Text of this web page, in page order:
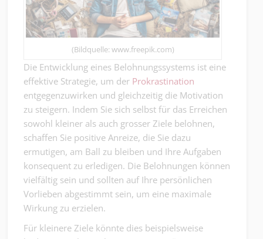
(Bildquelle: www.freepik.com)
Die Entwicklung eines Belohnungssystems ist eine
effektive Strategie, um der Prokrastination
entgegenzuwirken und gleichzeitig die Motivation
zu steigern. Indem Sie sich selbst für das Erreichen
sowohl kleiner als auch grosser Ziele belohnen,
schaffen Sie positive Anreize, die Sie dazu
ermutigen, am Ball zu bleiben und Ihre Aufgaben
konsequent zu erledigen. Die Belohnungen können
vielfältig sein und sollten auf Ihre persönlichen
Vorlieben abgestimmt sein, um eine maximale
Wirkung zu erzielen.
Für kleinere Ziele könnte dies beispielsweise